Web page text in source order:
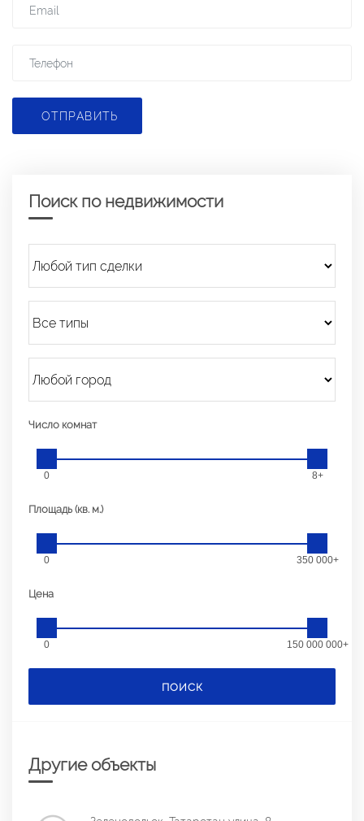
ОТПРАВИТЬ
Поиск по недвижимости
Число комнат
0 8+
Площадь (кв. м.)
0 350 000+
Цена
0 150 000 000+
ПОИСК
Другие объекты